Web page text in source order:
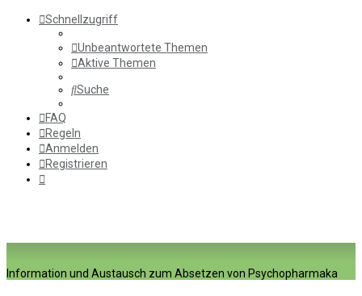
Schnellzugriff
Unbeantwortete Themen
Aktive Themen
Suche
FAQ
Regeln
Anmelden
Registrieren
Information und Austausch zum Absetzen von Psychopharmaka